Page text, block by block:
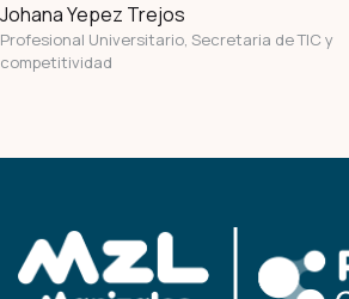
Johana Yepez Trejos
Profesional Universitario, Secretaria de TIC y
competitividad